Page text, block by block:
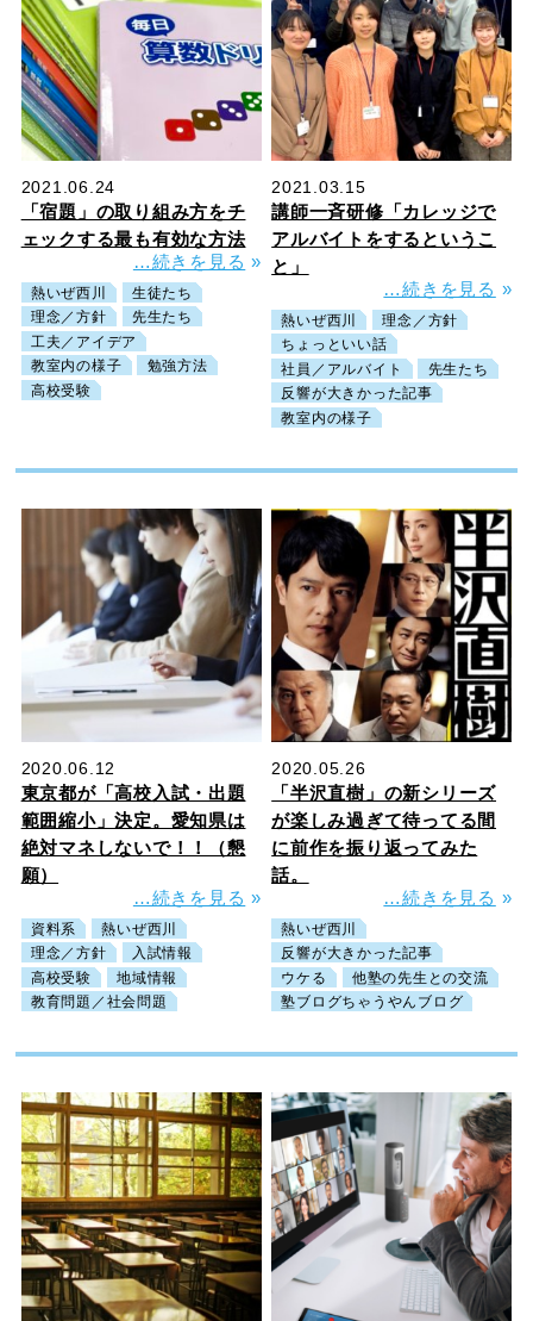
2021.06.24
「宿題」の取り組み方をチ
ェックする最も有効な方法
…続きを見る »
熱いぜ西川
生徒たち
理念／方針
先生たち
工夫／アイデア
教室内の様子
勉強方法
高校受験
2021.03.15
講師一斉研修「カレッジで
アルバイトをするというこ
と」
…続きを見る »
熱いぜ西川
理念／方針
ちょっといい話
社員／アルバイト
先生たち
反響が大きかった記事
教室内の様子
2020.06.12
東京都が「高校入試・出題
範囲縮小」決定。愛知県は
絶対マネしないで！！（懇
願）
…続きを見る »
資料系
熱いぜ西川
理念／方針
入試情報
高校受験
地域情報
教育問題／社会問題
2020.05.26
「半沢直樹」の新シリーズ
が楽しみ過ぎて待ってる間
に前作を振り返ってみた
話。
…続きを見る »
熱いぜ西川
反響が大きかった記事
ウケる
他塾の先生との交流
塾ブログちゃうやんブログ